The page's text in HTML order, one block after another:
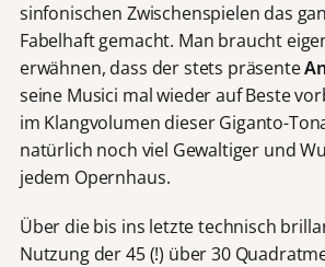
sinfonischen Zwischenspielen das
Fabelhaft gemacht. Man braucht
erwähnen, dass der stets präsente
seine Musici mal wieder auf Beste
im Klangvolumen dieser Giganto-
natürlich noch viel Gewaltiger und
jedem Opernhaus.
Über die bis ins letzte technisch
Nutzung der 45 (!) über 30